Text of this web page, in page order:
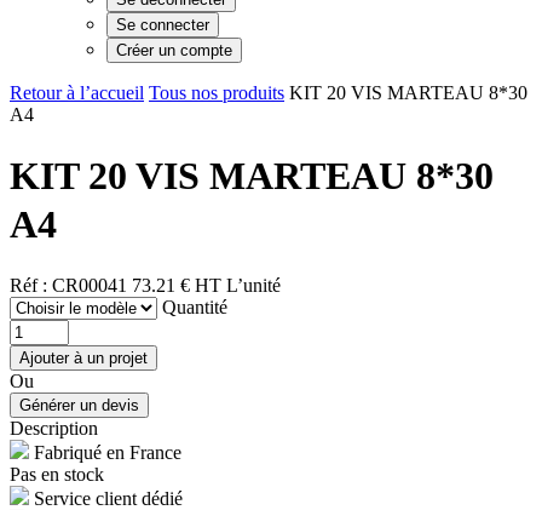
Se connecter
Créer un compte
Retour à l’accueil Tous nos produits KIT 20 VIS MARTEAU 8*30
A4
KIT 20 VIS MARTEAU 8*30
A4
Réf : CR00041 73.21 € HT L’unité
Quantité
Ou
Description
Fabriqué en France
Pas en stock
Service client dédié